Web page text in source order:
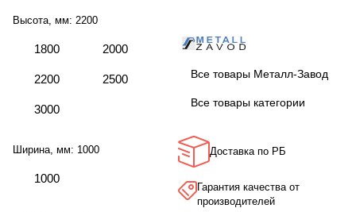
Высота, мм: 2200
1800 2000
2200 2500
3000
Ширина, мм: 1000
1000
Все товары Металл-Завод
Все товары категории
Доставка по РБ
Гарантия качества от
производителей